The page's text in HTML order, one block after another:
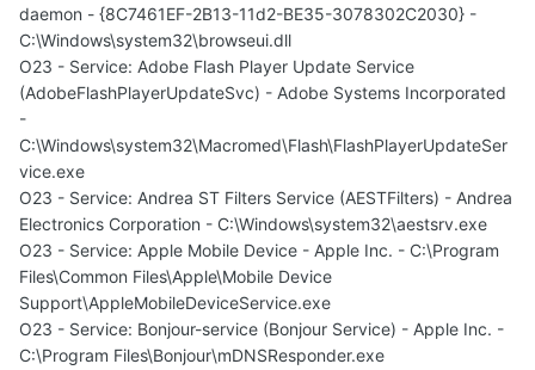
daemon - {8C7461EF-2B13-11d2-BE35-3078302C2030} -
C:\Windows\system32\browseui.dll
O23 - Service: Adobe Flash Player Update Service
(AdobeFlashPlayerUpdateSvc) - Adobe Systems Incorporated
-
C:\Windows\system32\Macromed\Flash\FlashPlayerUpdateSer
vice.exe
O23 - Service: Andrea ST Filters Service (AESTFilters) - Andrea
Electronics Corporation - C:\Windows\system32\aestsrv.exe
O23 - Service: Apple Mobile Device - Apple Inc. - C:\Program
Files\Common Files\Apple\Mobile Device
Support\AppleMobileDeviceService.exe
O23 - Service: Bonjour-service (Bonjour Service) - Apple Inc. -
C:\Program Files\Bonjour\mDNSResponder.exe